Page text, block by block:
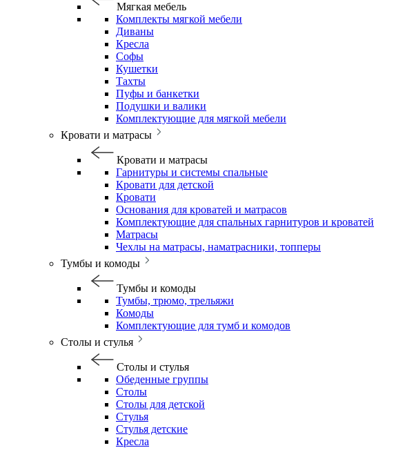
Мягкая мебель
Комплекты мягкой мебели
Диваны
Кресла
Софы
Кушетки
Тахты
Пуфы и банкетки
Подушки и валики
Комплектующие для мягкой мебели
Кровати и матрасы
Кровати и матрасы
Гарнитуры и системы спальные
Кровати для детской
Кровати
Основания для кроватей и матрасов
Комплектующие для спальных гарнитуров и кроватей
Матрасы
Чехлы на матрасы, наматрасники, топперы
Тумбы и комоды
Тумбы и комоды
Тумбы, трюмо, трельяжи
Комоды
Комплектующие для тумб и комодов
Столы и стулья
Столы и стулья
Обеденные группы
Столы
Столы для детской
Стулья
Стулья детские
Кресла